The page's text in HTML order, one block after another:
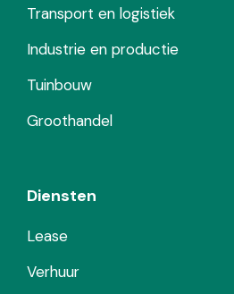
Transport en logistiek
Industrie en productie
Tuinbouw
Groothandel
Diensten
Lease
Verhuur